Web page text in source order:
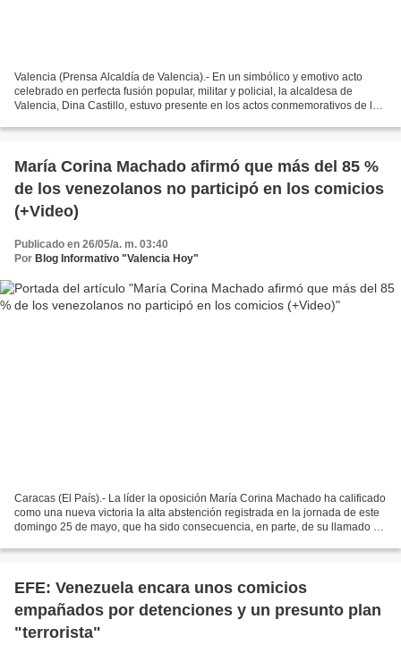
Valencia (Prensa Alcaldía de Valencia).- En un simbólico y emotivo acto
celebrado en perfecta fusión popular, militar y policial, la alcaldesa de
Valencia, Dina Castillo, estuvo presente en los actos conmemorativos de los
María Corina Machado afirmó que más del 85 %
de los venezolanos no participó en los comicios
(+Video)
Publicado en 26/05/a. m. 03:40
Por Blog Informativo "Valencia Hoy"
Caracas (El País).- La líder la oposición María Corina Machado ha calificado
como una nueva victoria la alta abstención registrada en la jornada de este
domingo 25 de mayo, que ha sido consecuencia, en parte, de su llamado a
EFE: Venezuela encara unos comicios
empañados por detenciones y un presunto plan
"terrorista"